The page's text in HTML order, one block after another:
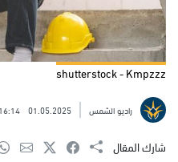
shutterstock - Kmpzzz
راديو الشمس 01.05.2025
16:14
شارك المقال